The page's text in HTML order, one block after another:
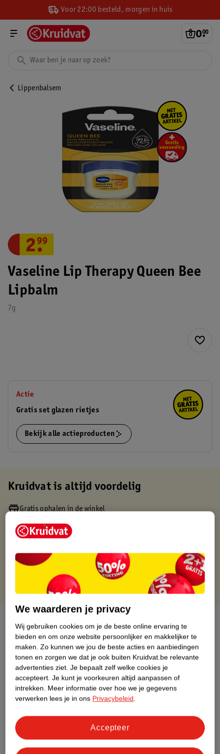
Voor 22:00 besteld, morgen in huis
0.
00
Lippenbalsem
Vaseline Lip Therapy Queen Bee
Lipbalm
7g
2.
99
Actie
Gratis set glazen rietjes
Bekijk alle actieproducten
Kruidvat is altijd voordelig
Gratis ophalen in de winkel
Gratis thuisbezorgd vanaf 50.00
Gratis punten met je Kruidvat kaart
Over dit product
Productinformatie
Etiketinformatie
Nature Impact Score
Dit product heeft (nog) geen Nature
Impact Score.
We waarderen je privacy
Wij gebruiken cookies om je de beste online ervaring te
bieden en om onze website persoonlijker en makkelijker te
maken. Zo kunnen we jou de beste acties en aanbiedingen
tonen en zorgen we dat je ook buiten Kruidvat.be relevante
advertenties ziet. Je bepaalt zelf welke cookies je
accepteert. Je kunt je voorkeuren altijd aanpassen of
intrekken. Meer informatie over hoe we je gegevens
verwerken lees je in ons Privacybeleid.
Accepteer